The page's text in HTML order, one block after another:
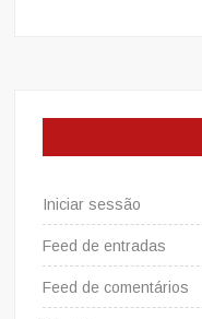
Iniciar sessão
Feed de entradas
Feed de comentários